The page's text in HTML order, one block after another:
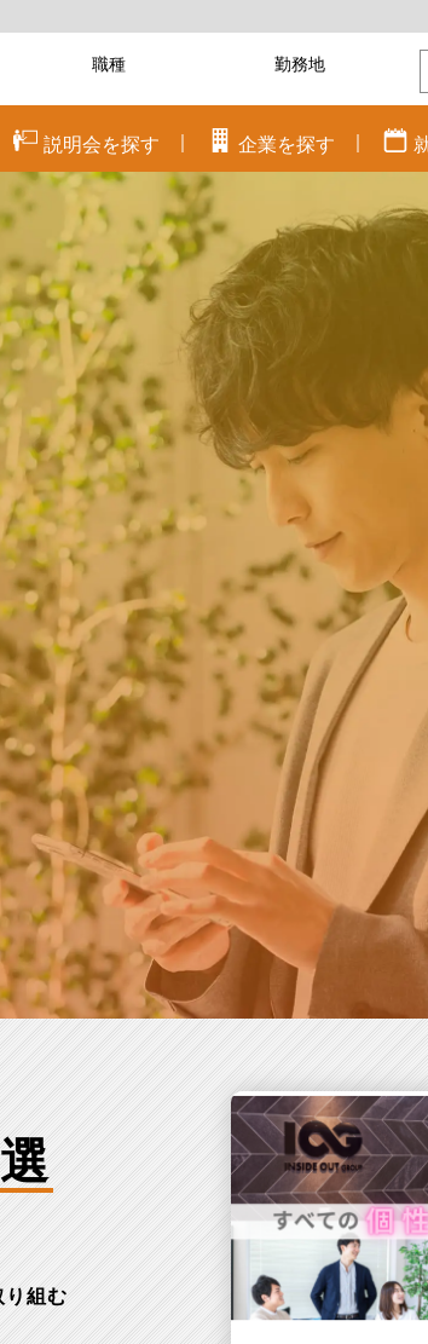
説明会を探す 企業を探す
ワクワ
もっと潤
企業・ベンチャー企業
ウトが届く求人情報サ
すぐに出来る会員登録
ら 第二新卒
チアキャリアとは
SCROLL
り組む